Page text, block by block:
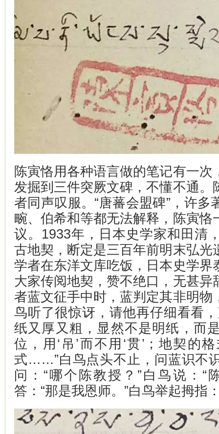
陈寅恪用各种语言做的笔记有一次
发掘到三件突厥文碑，不懂不通。
者同声叹服。“唐蕃会盟碑”，许多
畹、伯希和等都无法解释，陈寅恪
议。1933年，日本史学家和田清
古地契，断定是三百年前明末弘光
学者在东洋文库吃饭，日本史学界
大家传阅地契，赞不绝口，无甚异
者蓝文征手中时，蓝判定其非明物
鸟听了很惊讶，请他再仔细看看
纸又厚又粗，显然不是明纸，而
位，用‘吊’而不用‘贯’；地契的
式……”白鸟点头不止，问蓝识不
问：“哪个陈教授？”白鸟说：“
答：“那是我恩师。”白鸟举起拇指